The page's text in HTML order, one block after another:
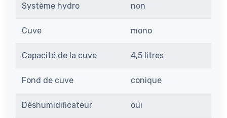
Système hydro non
Cuve mono
Capacité de la cuve 4,5 litres
Fond de cuve conique
Déshumidificateur oui